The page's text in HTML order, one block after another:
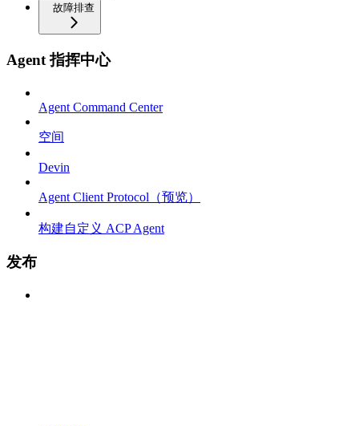
故障排查
Agent 指挥中心
Agent Command Center
空间
Devin
Agent Client Protocol（预览）
构建自定义 ACP Agent
发布